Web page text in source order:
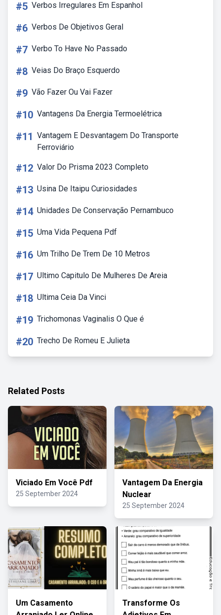
#5 Verbos Irregulares Em Espanhol
#6 Verbos De Objetivos Geral
#7 Verbo To Have No Passado
#8 Veias Do Braço Esquerdo
#9 Vão Fazer Ou Vai Fazer
#10 Vantagens Da Energia Termoelétrica
#11 Vantagem E Desvantagem Do Transporte
Ferroviário
#12 Valor Do Prisma 2023 Completo
#13 Usina De Itaipu Curiosidades
#14 Unidades De Conservação Pernambuco
#15 Uma Vida Pequena Pdf
#16 Um Trilho De Trem De 10 Metros
#17 Ultimo Capitulo De Mulheres De Areia
#18 Ultima Ceia Da Vinci
#19 Trichomonas Vaginalis O Que é
#20 Trecho De Romeu E Julieta
Related Posts
Viciado Em Você Pdf
25 September 2024
Vantagem Da Energia
Nuclear
25 September 2024
Um Casamento
Transforme Os